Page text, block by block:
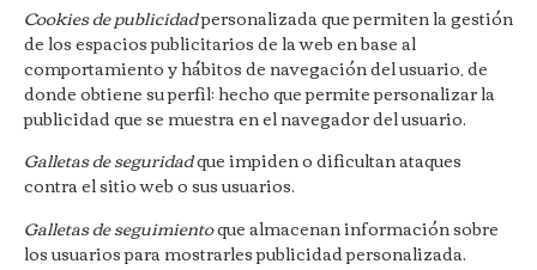
Cookies de publicidadpersonalizada que permiten la gestión
de los espacios publicitarios de la web en base al
comportamiento y hábitos de navegación del usuario, de
donde obtiene su perfil; hecho que permite personalizar la
publicidad que se muestra en el navegador del usuario.
Galletas de seguridadque impiden o dificultan ataques
contra el sitio web o sus usuarios.
Galletas de seguimientoque almacenan información sobre
los usuarios para mostrarles publicidad personalizada.